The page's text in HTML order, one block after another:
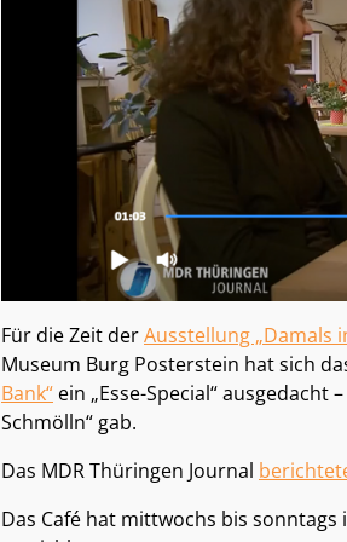
Für die Zeit derAusstellung „Damals
Museum Burg Posterstein hat sich
Bank“ ein „Esse-Special“
Schmölln“ gab.
Das MDR Thüringen Journal
Das Café hat mittwochs bis